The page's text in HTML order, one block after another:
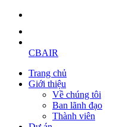
CBAIR
Trang chủ
Giới thiệu
Về chúng tôi
Ban lãnh đạo
Thành viên